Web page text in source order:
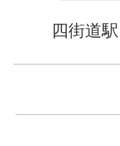
四街道